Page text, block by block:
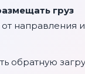
груз
от направления
обратную